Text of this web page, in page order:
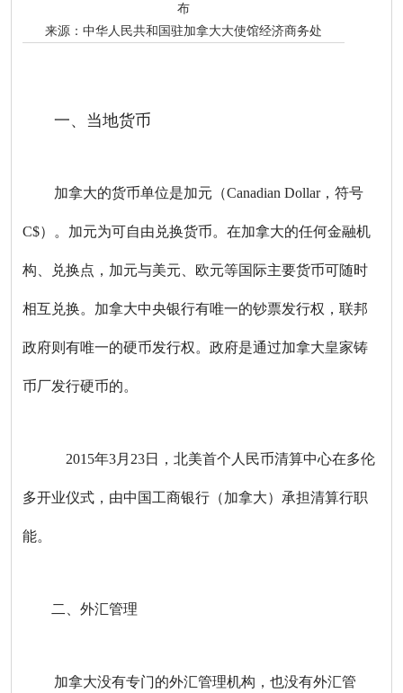
布
来源： 中华人民共和国驻加拿大大使馆经济商务处
一、当地货币
加拿大的货币单位是加元（Canadian Dollar，符号
C$）。加元为可自由兑换货币。在加拿大的任何金融机
构、兑换点，加元与美元、欧元等国际主要货币可随时
相互兑换。加拿大中央银行有唯一的钞票发行权，联邦
政府则有唯一的硬币发行权。政府是通过加拿大皇家铸
币厂发行硬币的。
2015年3月23日，北美首个人民币清算中心在多伦
多开业仪式，由中国工商银行（加拿大）承担清算行职
能。
二、外汇管理
加拿大没有专门的外汇管理机构，也没有外汇管